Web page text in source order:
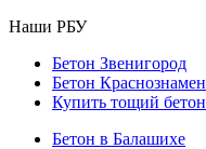
Наши РБУ
Бетон Звенигород
Бетон
Купить тощий
Бетон в Балашихе